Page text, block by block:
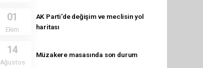
01
Ekim
AK Parti'de değişim ve meclisin yol
haritası
14
Ağustos
Müzakere masasında son durum